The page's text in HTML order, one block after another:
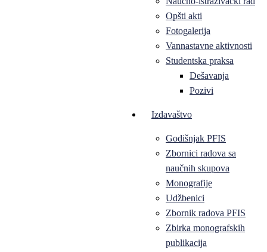
Opšti akti
Fotogalerija
Vannastavne aktivnosti
Studentska praksa
Dešavanja
Pozivi
Izdavaštvo
Godišnjak PFIS
Zbornici radova sa
naučnih skupova
Monografije
Udžbenici
Zbornik radova PFIS
Zbirka monografskih
publikacija